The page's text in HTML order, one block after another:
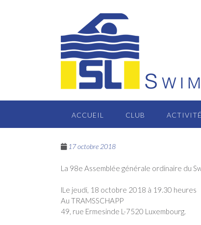
ACCUEIL CLUB
17 octobre 2018
La 98e Assemblée générale ordinaire du
lLe jeudi, 18 octobre 2018 à 19.30 heures
Au TRAMSSCHAPP
49, rue Ermesinde L-7520 Luxembourg.